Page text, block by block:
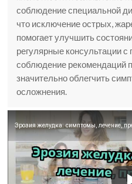
соблюдение специальной
что исключение острых,
помогает улучшить
регулярные консультации с
соблюдение рекомендаций
значительно облегчить
осложнения.
Эрозия желудка: симптомы, лечение,